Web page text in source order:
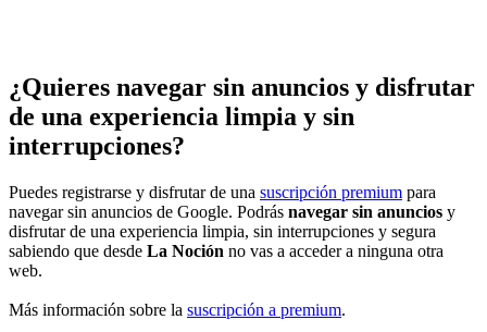
¿Quieres navegar sin anuncios y disfrutar
de una experiencia limpia y sin
interrupciones?
Puedes registrarse y disfrutar de una suscripción premium para
navegar sin anuncios de Google. Podrás navegar sin anuncios y
disfrutar de una experiencia limpia, sin interrupciones y segura
sabiendo que desde La Noción no vas a acceder a ninguna otra
web.
Más información sobre la suscripción a premium.